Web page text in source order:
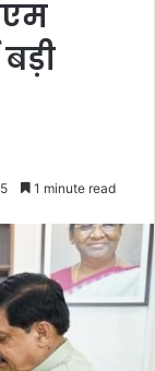
1 minute read